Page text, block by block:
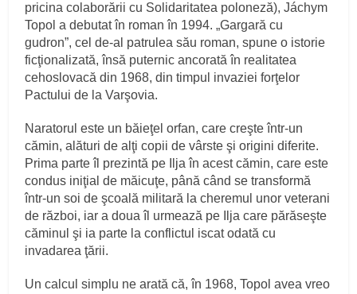
pricina colaborării cu Solidaritatea poloneză), Jáchym
Topol a debutat în roman în 1994. „Gargară cu
gudron”, cel de-al patrulea său roman, spune o istorie
ficţionalizată, însă puternic ancorată în realitatea
cehoslovacă din 1968, din timpul invaziei forţelor
Pactului de la Varşovia.
Naratorul este un băieţel orfan, care creşte într-un
cămin, alături de alţi copii de vârste şi origini diferite.
Prima parte îl prezintă pe Ilja în acest cămin, care este
condus iniţial de măicuţe, până când se transformă
într-un soi de şcoală militară la cheremul unor veterani
de război, iar a doua îl urmează pe Ilja care părăseşte
căminul şi ia parte la conflictul iscat odată cu
invadarea ţării.
Un calcul simplu ne arată că, în 1968, Topol avea vreo